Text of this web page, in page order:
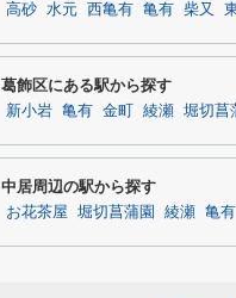
高砂 水元 西亀有 亀有 柴又
葛飾区にある駅から探す
新小岩 亀有 金町 綾瀬 堀切菖
中居周辺の駅から探す
お花茶屋 堀切菖蒲園 綾瀬 亀有